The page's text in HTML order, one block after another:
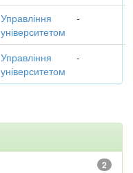
Управління
університетом
-
Управління
університетом
-
2